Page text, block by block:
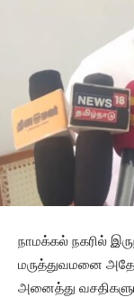
நாமக்கல் நகரில்
மருத்துவமனை அதே
அனைத்து